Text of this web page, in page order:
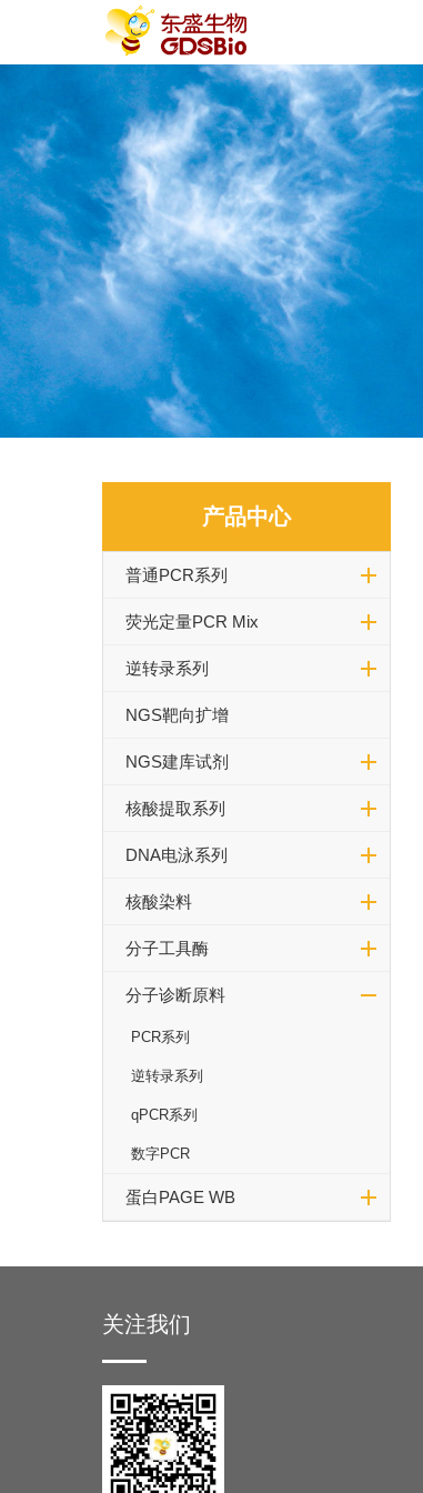
产品中心
普通PCR系列
荧光定量PCR Mix
逆转录系列
NGS靶向扩增
NGS建库试剂
核酸提取系列
DNA电泳系列
核酸染料
分子工具酶
分子诊断原料
PCR系列
逆转录系列
qPCR系列
数字PCR
蛋白PAGE WB
关注我们